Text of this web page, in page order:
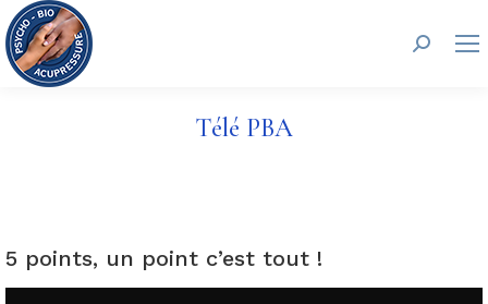
Télé PBA
5 points, un point c’est tout !